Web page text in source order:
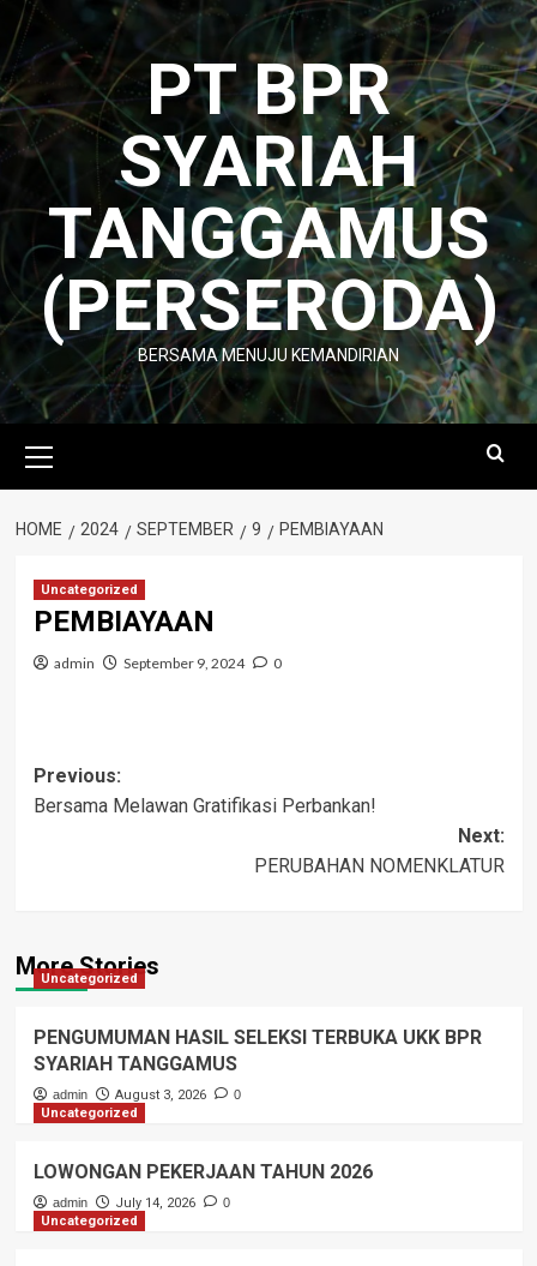
Skip
to
content
PT BPR
SYARIAH
TANGGAMUS
(PERSERODA)
BERSAMA MENUJU KEMANDIRIAN
Menu
HOME 2024 SEPTEMBER 9 PEMBIAYAAN
Uncategorized
PEMBIAYAAN
admin September 9, 2024 0
Post
navigation
Previous:
Bersama Melawan Gratifikasi Perbankan!
Next:
PERUBAHAN NOMENKLATUR
More Stories
Uncategorized
PENGUMUMAN HASIL SELEKSI TERBUKA UKK BPR
SYARIAH TANGGAMUS
admin August 3, 2026 0
Uncategorized
LOWONGAN PEKERJAAN TAHUN 2026
admin July 14, 2026 0
Uncategorized